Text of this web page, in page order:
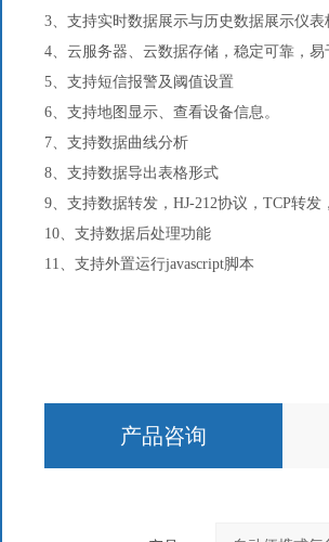
3、支持实时数据展示与历史数据展示仪表
4、云服务器、云数据存储，稳定可靠，易
5、支持短信报警及阈值设置
6、支持地图显示、查看设备信息。
7、支持数据曲线分析
8、支持数据导出表格形式
9、支持数据转发， HJ-212协议， TCP转发，
10、支持数据后处理功能
11、支持外置运行javascript脚本
产品咨询